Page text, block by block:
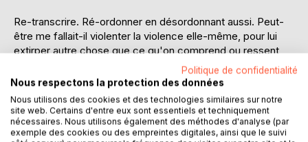
Re-transcrire. Ré-ordonner en désordonnant aussi. Peut-
être me fallait-il violenter la violence elle-même, pour lui
extirper autre chose que ce qu'on comprend ou ressent
immédiatement. Lui résister à cette violence des faits pour
en réchapper et offrir d'autres possibles par des
phénomènes de renversement.
Tout au long du travail qui a commencé en 1994, ce furent
tour à tour ou parallèlement, la Yougoslavie, le Rwanda,
l'Algérie et évidemment beaucoup d’autres événements. Il
Politique de confidentialité
Nous respectons la protection des données
Nous utilisons des cookies et des technologies similaires sur notre
site web. Certains d'entre eux sont essentiels et techniquement
nécessaires. Nous utilisons également des méthodes d'analyse (par
exemple des cookies ou des empreintes digitales, ainsi que le suivi